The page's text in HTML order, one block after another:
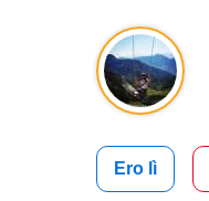
Ero lì